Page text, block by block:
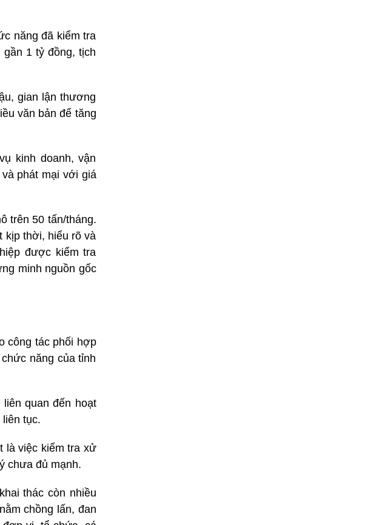
năng đã kiểm tra
1 tỷ đồng, tịch
gian lận thương
văn bản để tăng
kinh doanh, vận
phát mại với giá
trên 50 tấn/tháng.
kịp thời, hiểu rõ và
được kiểm tra
minh nguồn gốc
công tác phối hợp
năng của tỉnh
quan đến hoạt
tục.
là việc kiểm tra xử
chưa đủ mạnh.
thác còn nhiều
chồng lấn, đan